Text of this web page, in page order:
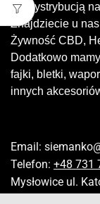
się dystrybucją
Znajdziecie u
Żywność CBD,
Dodatkowo
fajki, bletki,
innych
Email:
Telefon: +48 731
Mysłowice ul.